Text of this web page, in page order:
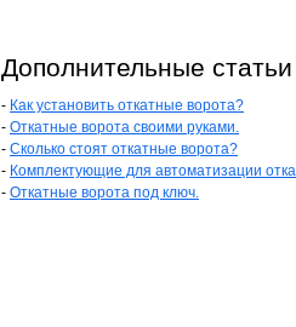
Дополнительные
- Как установить откатные ворота?
- Откатные ворота своими руками.
- Сколько стоят откатные ворота?
- Комплектующие для автоматизации
- Откатные ворота под ключ.